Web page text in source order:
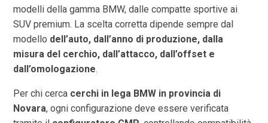
modelli della gamma BMW, dalle compatte sportive ai
SUV premium. La scelta corretta dipende sempre dal
modello dell’auto, dall’anno di produzione, dalla
misura del cerchio, dall’attacco, dall’offset e
dall’omologazione.
Per chi cerca cerchi in lega BMW in provincia di
Novara, ogni configurazione deve essere verificata